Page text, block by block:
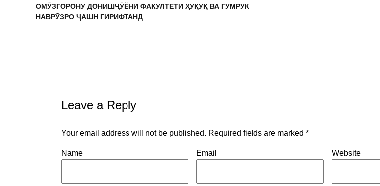
ОМӮЗГОРОНУ ДОНИШҶӮЁНИ ФАКУЛТЕТИ ҲУҚУҚ ВА ГУМРУК
НАВРӮЗРО ҶАШН ГИРИФТАНД
Leave a Reply
Your email address will not be published. Required fields are marked *
Name Email Website